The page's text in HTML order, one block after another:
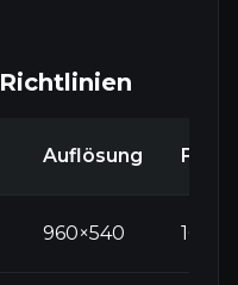
Auflösung FPS
960×540 16fps